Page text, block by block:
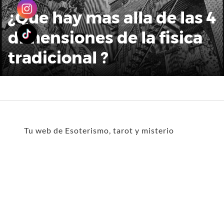
¿Que hay mas alla de las 4
dimensiones de la fisica
tradicional ?
Tu web de Esoterismo, tarot y misterio